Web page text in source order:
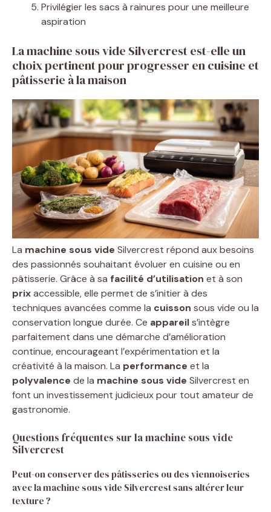
Privilégier les sacs à rainures pour une meilleure
aspiration
La machine sous vide Silvercrest est-elle un
choix pertinent pour progresser en cuisine et
pâtisserie à la maison
La machine sous vide Silvercrest répond aux besoins
des passionnés souhaitant évoluer en cuisine ou en
pâtisserie. Grâce à sa facilité d’utilisation et à son
prixaccessible, elle permet de s’initier à des
techniques avancées comme la cuisson sous vide ou la
conservation longue durée. Ce appareils’intègre
parfaitement dans une démarche d’amélioration
continue, encourageant l’expérimentation et la
créativité à la maison. La performance et la
polyvalence de la machine sous vide Silvercrest en
font un investissement judicieux pour tout amateur de
gastronomie.
Questions fréquentes sur la machine sous vide
Silvercrest
Peut-on conserver des pâtisseries ou des viennoiseries
avec la machine sous vide Silvercrest sans altérer leur
texture ?